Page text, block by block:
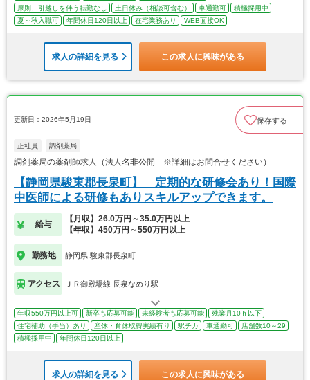
原則、引越しを伴う転勤なし
土日休み（相談可含む） 車通勤可
積極採用中
夏～秋入職可
年間休日120日以上 在宅業務あり WEB面接OK
求人の詳細を見る この求人に興味がある
更新日：2026年5月19日 保存する
正社員 調剤薬局
調剤薬局の薬剤師求人（法人名非公開 ※詳細はお問合せください）
【静岡県駿東郡長泉町】 定期的な研修会あり！国際
中医師による研修もありスキルアップできます。
給与
【月収】26.0万円～35.0万円以上
【年収】450万円～550万円以上
勤務地 静岡県 駿東郡長泉町
アクセス ＪＲ御殿場線 長泉なめり駅
年収550万円以上可 新卒も応募可能 未経験者も応募可能
残業月10ｈ以下
住宅補助（手当）あり
産休・育休取得実績有り 駅チカ 車通勤可
店舗数10～29
積極採用中
年間休日120日以上
求人の詳細を見る この求人に興味がある